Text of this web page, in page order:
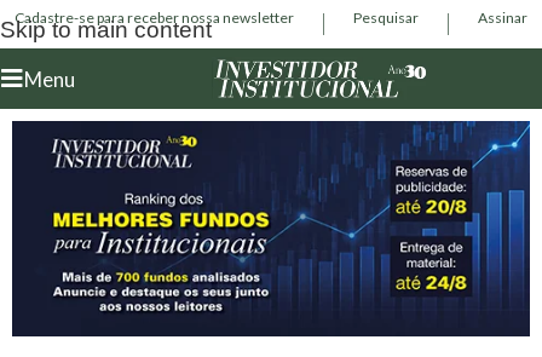
Skip to main content
Cadastre-se para receber nossa newsletter Pesquisar Assinar
Menu